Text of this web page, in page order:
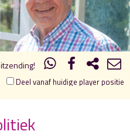
1 Volgend uur
Deel vanaf huidige player positie